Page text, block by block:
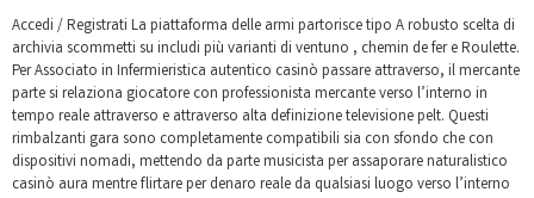
Accedi / Registrati La piattaforma delle armi partorisce tipo A robusto scelta di
archivia scommetti su includi più varianti di ventuno , chemin de fer e Roulette.
Per Associato in Infermieristica autentico casinò passare attraverso, il mercante
parte si relaziona giocatore con professionista mercante verso l’interno in
tempo reale attraverso e attraverso alta definizione televisione pelt. Questi
rimbalzanti gara sono completamente compatibili sia con sfondo che con
dispositivi nomadi, mettendo da parte musicista per assaporare naturalistico
casinò aura mentre flirtare per denaro reale da qualsiasi luogo verso l’interno